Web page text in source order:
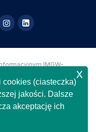
IMGW-
zastrzeżone
cookies (ciasteczka)
jakości. Dalsze
akceptację ich
x